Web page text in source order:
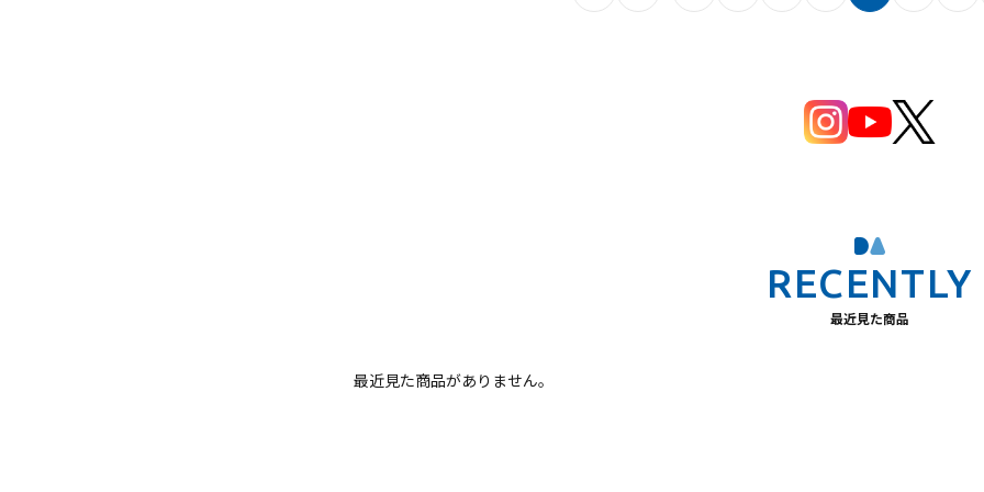
最近見た商品
最近見た商品がありません。